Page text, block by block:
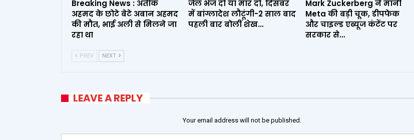
Breaking News : अतीक
अहमद के छोटे बेटे अबान अहमद
की मौत, भाई अली से मिलने जा
रहा था
जेल भेज दो या मार दो, दिसंबर
में बांग्लादेश लौटूंगी-2 साल बाद
पहली बार बोलीं शेख…
Mark Zuckerberg ने मानी
Meta की बड़ी चूक, डीपफेक
और चाइल्ड एब्यूज कंटेंट पर
सरकार से…
PREV NEXT
LEAVE A REPLY
Your email address will not be published.